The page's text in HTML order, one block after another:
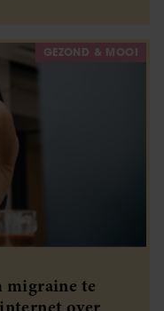
GEZOND & MOOI
migraine te